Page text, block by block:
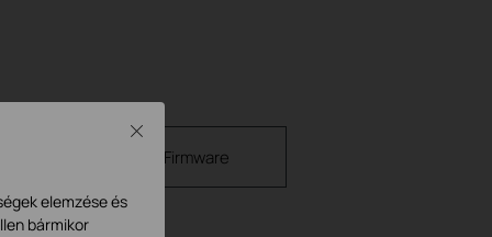
Firmware
elemzése és
bármikor
Close